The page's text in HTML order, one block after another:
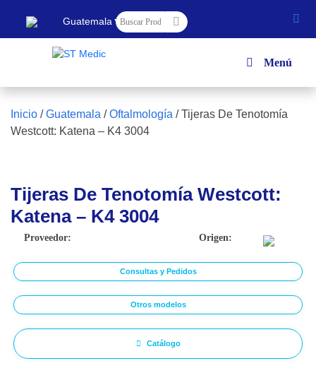
Guatemala ▼
Menú
Inicio /Guatemala /Oftalmología /Tijeras De Tenotomía
Westcott: Katena – K4 3004
Tijeras De Tenotomía Westcott:
Katena – K4 3004
Proveedor: Origen:
Consultas y Pedidos
Otros modelos
Catálogo